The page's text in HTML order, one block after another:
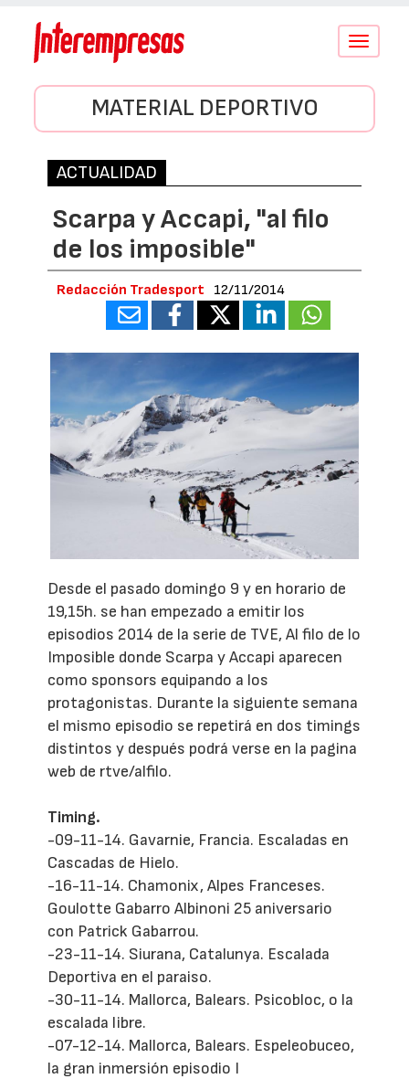
Conmutar
MATERIAL DEPORTIVO
ACTUALIDAD
Scarpa y Accapi, "al filo
de los imposible"
Redacción Tradesport 12/11/2014
Desde el pasado domingo 9 y en horario de
19,15h. se han empezado a emitir los
episodios 2014 de la serie de TVE, Al filo de lo
Imposible donde Scarpa y Accapi aparecen
como sponsors equipando a los
protagonistas. Durante la siguiente semana
el mismo episodio se repetirá en dos timings
distintos y después podrá verse en la pagina
web de rtve/alfilo.
Timing.
-09-11-14. Gavarnie, Francia. Escaladas en
Cascadas de Hielo.
-16-11-14. Chamonix, Alpes Franceses.
Goulotte Gabarro Albinoni 25 aniversario
con Patrick Gabarrou.
-23-11-14. Siurana, Catalunya. Escalada
Deportiva en el paraiso.
-30-11-14. Mallorca, Balears. Psicobloc, o la
escalada libre.
-07-12-14. Mallorca, Balears. Espeleobuceo,
la gran inmersión episodio I